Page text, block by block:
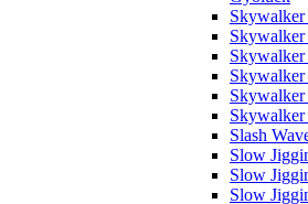
Skywalker
Skywalker
Slash
Slow
Slow
Slow